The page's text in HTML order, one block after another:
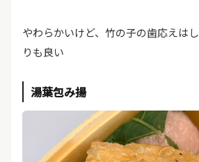
やわらかいけど、竹の子の歯応えは
りも良い
湯葉包み揚